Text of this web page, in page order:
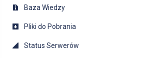
Baza Wiedzy
Pliki do Pobrania
Status Serwerów